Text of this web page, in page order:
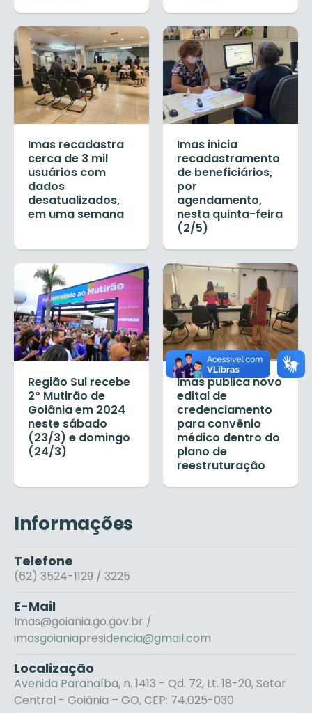
Imas recadastra
cerca de 3 mil
usuários com
dados
desatualizados,
em uma semana
Imas inicia
recadastramento
de beneficiários,
por
agendamento,
nesta quinta-feira
(2/5)
Região Sul recebe
2º Mutirão de
Goiânia em 2024
neste sábado
(23/3) e domingo
(24/3)
Imas publica novo
edital de
credenciamento
para convênio
médico dentro do
plano de
reestruturação
Informações
Telefone
(62) 3524-1129 / 3225
E-Mail
Imas@goiania.go.gov.br /
imasgoianiapresidencia@gmail.com
Localização
Avenida Paranaíba, n. 1413 - Qd. 72, Lt. 18-20, Setor
Central - Goiânia – GO, CEP: 74.025-030